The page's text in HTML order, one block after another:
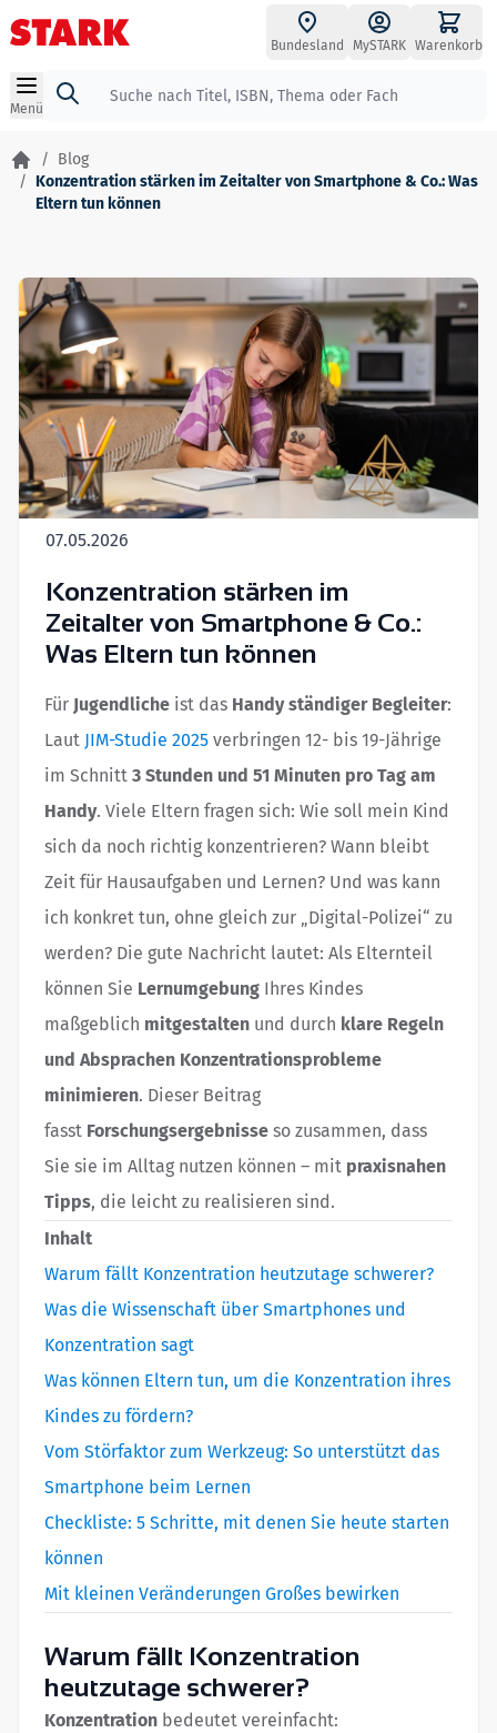
Zum Inhalt springen
Bundesland MySTARK Warenkorb
Menü
Suche
/ Blog
/ Konzentration stärken im Zeitalter von Smartphone & Co.: Was
Eltern tun können
07.05.2026
Konzentration stärken im
Zeitalter von Smartphone & Co.:
Was Eltern tun können
Für Jugendliche ist das Handy ständiger Begleiter:
Laut JIM-Studie 2025 verbringen 12- bis 19-Jährige
im Schnitt 3 Stunden und 51 Minuten pro Tag am
Handy. Viele Eltern fragen sich: Wie soll mein Kind
sich da noch richtig konzentrieren? Wann bleibt
Zeit für Hausaufgaben und Lernen? Und was kann
ich konkret tun, ohne gleich zur „Digital-Polizei“ zu
werden? Die gute Nachricht lautet: Als Elternteil
können Sie Lernumgebung Ihres Kindes
maßgeblich mitgestalten und durch klare Regeln
und Absprachen Konzentrationsprobleme
minimieren. Dieser Beitrag
fasst Forschungsergebnisse so zusammen, dass
Sie sie im Alltag nutzen können – mit praxisnahen
Tipps, die leicht zu realisieren sind.
Inhalt
Warum fällt Konzentration heutzutage schwerer?
Was die Wissenschaft über Smartphones und
Konzentration sagt
Was können Eltern tun, um die Konzentration ihres
Kindes zu fördern?
Vom Störfaktor zum Werkzeug: So unterstützt das
Smartphone beim Lernen
Checkliste: 5 Schritte, mit denen Sie heute starten
können
Mit kleinen Veränderungen Großes bewirken
Warum fällt Konzentration
heutzutage schwerer?
Konzentration bedeutet vereinfacht: